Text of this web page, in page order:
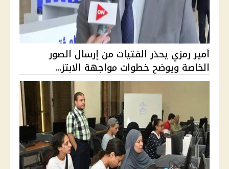
أمير رمزي يحذر الفتيات من إرسال الصور
الخاصة ويوضح خطوات مواجهة الابتز...